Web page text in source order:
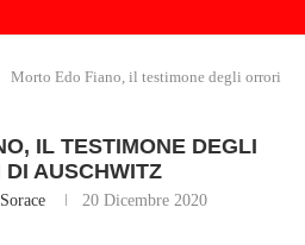
Morto Edo Fiano, il testimone degli orrori
IL TESTIMONE DEGLI
DI AUSCHWITZ
20 Dicembre 2020